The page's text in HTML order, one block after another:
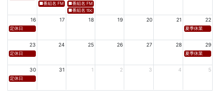
■番組名 FM秋田「mix」 ■放送日時 https://www.fm-akita.co.jp/program/ ※黒沢 薫、安岡
■番組名 FM山形「WAVE4yamagata EXCEED」 ■放送日時 https://
■番組名 tbc東北放送「ウォッチン！みやぎ」 ■放送日時 https://www.tbc-
16 17 18 19 20 21 22
定休日 夏季休業
23 24 25 26 27 28 29
定休日 夏季休業
30 31 1 2 3 4 5
定休日